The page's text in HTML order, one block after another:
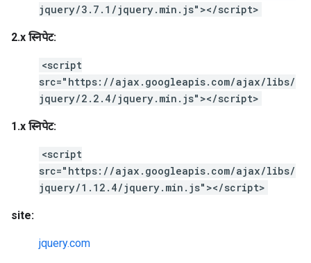
jquery/3.7.1/jquery.min.js"></script>
2.x स्निपेट:
<script
src="https://ajax.googleapis.com/ajax/libs/
jquery/2.2.4/jquery.min.js"></script>
1.x स्निपेट:
<script
src="https://ajax.googleapis.com/ajax/libs/
jquery/1.12.4/jquery.min.js"></script>
site:
jquery.com